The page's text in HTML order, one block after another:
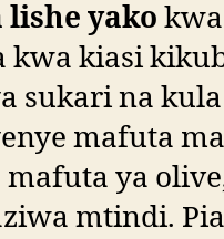
lishe yako kwa
kwa kiasi
sukari na
mafuta
ya
mtindi. Pia